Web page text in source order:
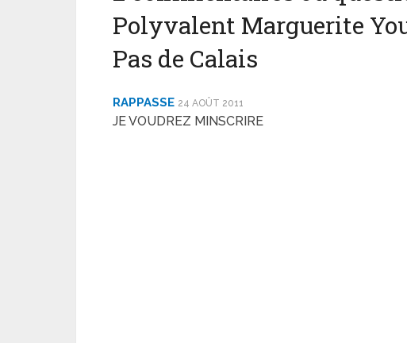
Polyvalent Marguerite
Pas de Calais
RAPPASSE 24 AOÛT 2011
JE VOUDREZ MINSCRIRE